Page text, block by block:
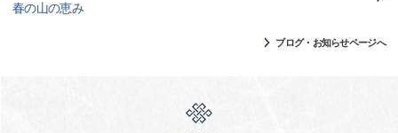
春の山の恵み
ブログ・お知らせページへ